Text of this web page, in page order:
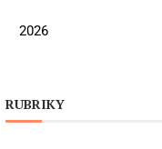
2026
RUBRIKY